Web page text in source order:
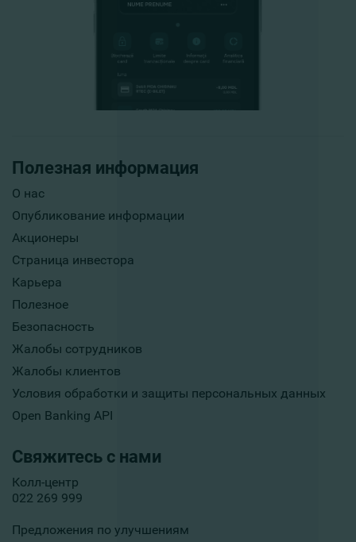
Полезная информация
О нас
Опубликование информации
Акционеры
Страница инвестора
Карьера
Полезное
Безопасность
Жалобы сотрудников
Жалобы клиентов
Условия обработки и защиты персональных данных
Open Banking API
Свяжитесь с нами
Колл-центр
022 269 999
Предложения по улучшениям